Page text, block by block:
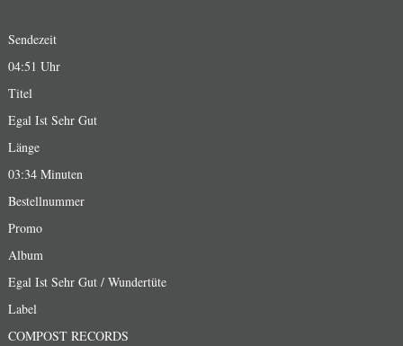
Sendezeit
04:51 Uhr
Titel
Egal Ist Sehr Gut
Länge
03:34 Minuten
Bestellnummer
Promo
Album
Egal Ist Sehr Gut / Wundertüte
Label
COMPOST RECORDS